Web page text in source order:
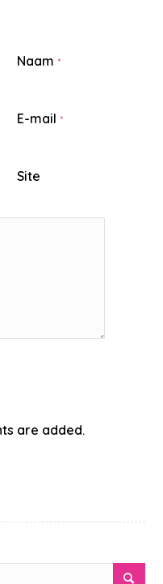
Naam*
E-mail*
Site
are added.